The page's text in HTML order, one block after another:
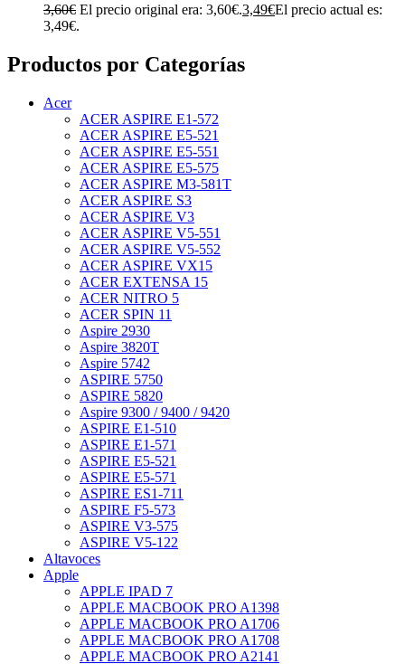
3,60€ El precio original era: 3,60€.3,49€El precio actual es:
3,49€.
Productos por Categorías
Acer
ACER ASPIRE E1-572
ACER ASPIRE E5-521
ACER ASPIRE E5-551
ACER ASPIRE E5-575
ACER ASPIRE M3-581T
ACER ASPIRE S3
ACER ASPIRE V3
ACER ASPIRE V5-551
ACER ASPIRE V5-552
ACER ASPIRE VX15
ACER EXTENSA 15
ACER NITRO 5
ACER SPIN 11
Aspire 2930
Aspire 3820T
Aspire 5742
ASPIRE 5750
ASPIRE 5820
Aspire 9300 / 9400 / 9420
ASPIRE E1-510
ASPIRE E1-571
ASPIRE E5-521
ASPIRE E5-571
ASPIRE ES1-711
ASPIRE F5-573
ASPIRE V3-575
ASPIRE V5-122
Altavoces
Apple
APPLE IPAD 7
APPLE MACBOOK PRO A1398
APPLE MACBOOK PRO A1706
APPLE MACBOOK PRO A1708
APPLE MACBOOK PRO A2141